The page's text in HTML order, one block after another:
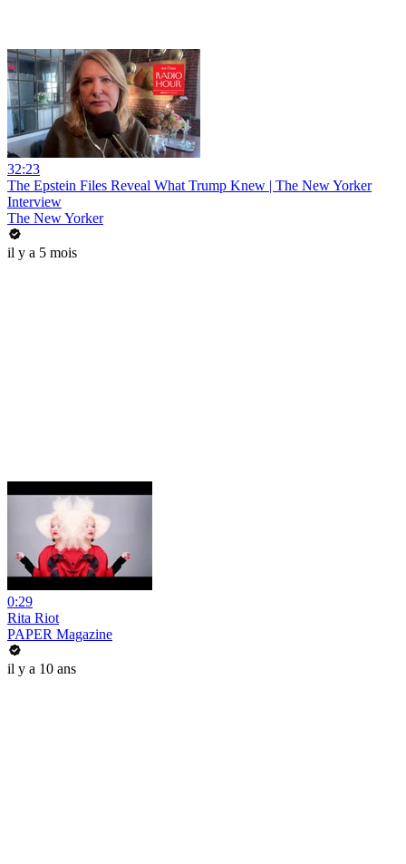
32:23
The Epstein Files Reveal What Trump Knew | The New Yorker
Interview
The New Yorker
il y a 5 mois
0:29
Rita Riot
PAPER Magazine
il y a 10 ans